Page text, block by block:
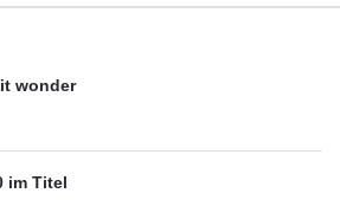
wonder
im Titel